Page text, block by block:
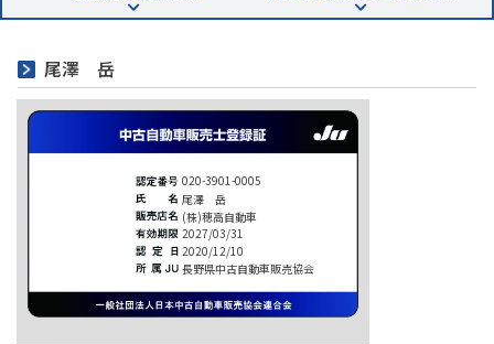
尾澤 岳
020-3901-0005
尾澤 岳
(株)穂高自動車
2027/03/31
2020/12/10
長野県中古自動車販売協会